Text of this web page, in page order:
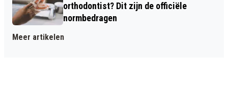
orthodontist? Dit zijn de officiële
normbedragen
Meer artikelen